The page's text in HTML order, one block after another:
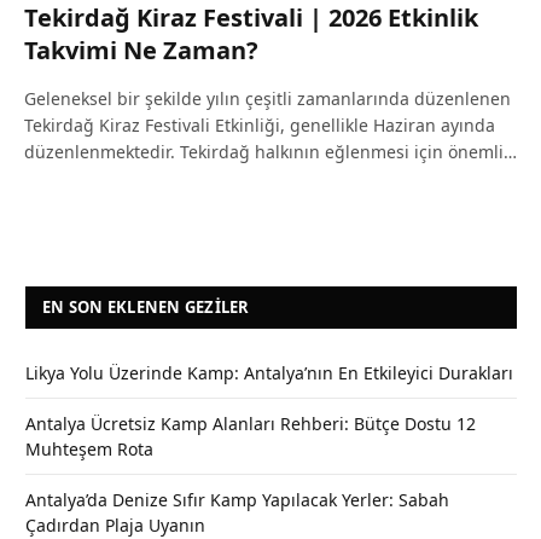
Tekirdağ Kiraz Festivali | 2026 Etkinlik
Takvimi Ne Zaman?
Geleneksel bir şekilde yılın çeşitli zamanlarında düzenlenen
Tekirdağ Kiraz Festivali Etkinliği, genellikle Haziran ayında
düzenlenmektedir. Tekirdağ halkının eğlenmesi için önemli…
EN SON EKLENEN GEZILER
Likya Yolu Üzerinde Kamp: Antalya’nın En Etkileyici Durakları
Antalya Ücretsiz Kamp Alanları Rehberi: Bütçe Dostu 12
Muhteşem Rota
Antalya’da Denize Sıfır Kamp Yapılacak Yerler: Sabah
Çadırdan Plaja Uyanın